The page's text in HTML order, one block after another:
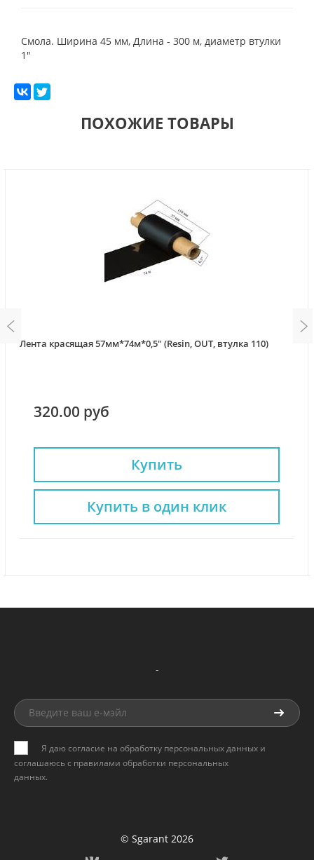
Смола. Ширина 45 мм, Длина - 300 м, диаметр втулки
1"
ПОХОЖИЕ ТОВАРЫ
Лента красящая 57мм*74м*0,5" (Resin, OUT, втулка 110)
320.00 руб
Купить
Купить в один клик
-
Я даю согласие на обработку персональных данных и
соглашаюсь с правилами обработки персональных
данных.
© Sgarant 2026